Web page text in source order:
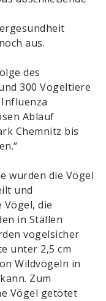
aus.
des
300 Vogeltiere
Ablauf
Chemnitz bis
wurden die Vögel
und
die
in Ställen
vogelsicher
unter 2,5 cm
Wildvögeln in
Zum
Vögel getötet